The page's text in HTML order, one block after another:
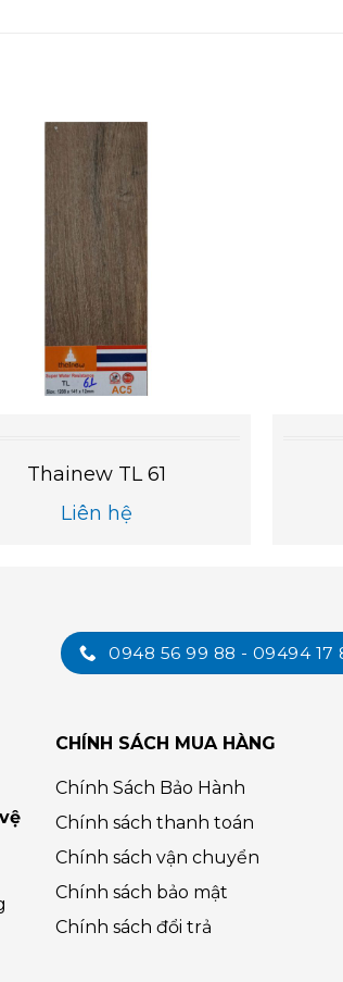
Thainew TL 61
Liên hệ
0948 56 99 88 - 09494 17
CHÍNH SÁCH MUA HÀNG
Chính Sách Bảo Hành
Chính sách thanh toán
Chính sách vận chuyển
Chính sách bảo mật
Chính sách đổi trả